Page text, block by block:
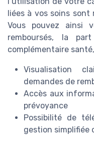
liées à vos soins sont
Vous pouvez ainsi
remboursés, la
complémentaire
Visualisation
demandes de
Accès aux
prévoyance
Possibilité de
gestion simplifiée